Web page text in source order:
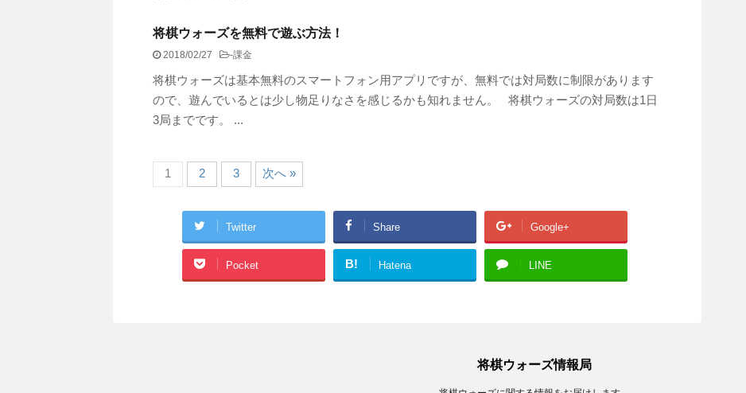
将棋ウォーズを無料で遊ぶ方法！
2018/02/27 -課金
将棋ウォーズは基本無料のスマートフォン用アプリですが、無料では対局数に制限があります
ので、遊んでいるとは少し物足りなさを感じるかも知れません。 将棋ウォーズの対局数は1日
3局までです。 ...
1 2 3 次へ »
Twitter Share Google+
Pocket B! Hatena LINE
将棋ウォーズ情報局